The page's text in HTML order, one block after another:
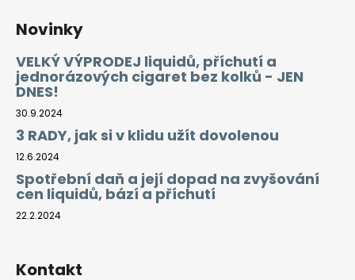
Novinky
VELKÝ VÝPRODEJ liquidů, příchutí a
jednorázových cigaret bez kolků - JEN
DNES!
30.9.2024
3 RADY, jak si v klidu užít dovolenou
12.6.2024
Spotřební daň a její dopad na zvyšování
cen liquidů, bází a příchutí
22.2.2024
Kontakt